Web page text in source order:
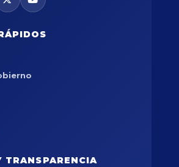
TRANSPARENCIA